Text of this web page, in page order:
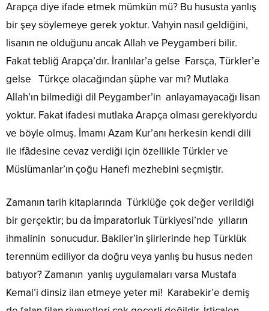
Arapça diye ifade etmek mümkün mü? Bu hususta yanlış
bir şey söylemeye gerek yoktur. Vahyin nasıl geldiğini,
lisanın ne olduğunu ancak Allah ve Peygamberi bilir.
Fakat tebliğ Arapça’dır. İranlılar’a gelse Farsça, Türkler’e
gelse Türkçe olacağından şüphe var mı? Mutlaka
Allah’ın bilmediği dil Peygamber’in anlayamayacağı lisan
yoktur. Fakat ifadesi mutlaka Arapça olması gerekiyordu
ve böyle olmuş. İmamı Azam Kur’anı herkesin kendi dili
ile ifâdesine cevaz verdiği için özellikle Türkler ve
Müslümanlar’ın çoğu Hanefi mezhebini seçmiştir.
Zamanın tarih kitaplarında Türklüğe çok değer verildiği
bir gerçektir; bu da İmparatorluk Türkiyesi’nde yılların
ihmalinin sonucudur. Bakiler’in şiirlerinde hep Türklük
terennüm ediliyor da doğru veya yanlış bu husus neden
batıyor? Zamanın yanlış uygulamaları varsa Mustafa
Kemal’i dinsiz ilan etmeye yeter mi! Karabekir’e demiş